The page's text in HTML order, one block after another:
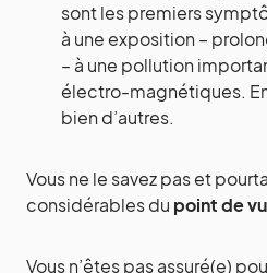
sont les premiers
à une exposition –
– à une pollution
électro-magnétiques.
bien d’autres.
Vous ne le savez pas et
considérables du point de
Vous n’êtes pas assuré(e)